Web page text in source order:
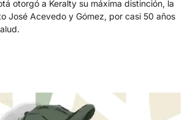
otorgó a Keralty su máxima distinción, la
José Acevedo y Gómez, por casi 50 años